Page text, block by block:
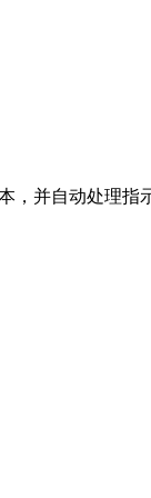
，并自动处理指